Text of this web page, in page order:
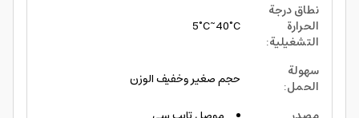
نطاق درجة
الحرارة
التشغيلية:
5°C~40°C
سهولة
الحمل:
حجم صغير وخفيف الوزن